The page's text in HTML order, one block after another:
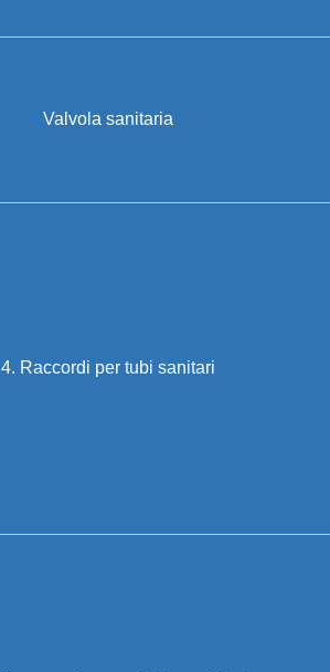
Valvola sanitaria
4. Raccordi per tubi sanitari